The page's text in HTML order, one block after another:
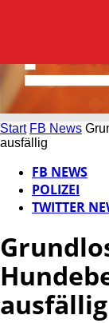
Start FB News
ausfällig
FB NEWS
POLIZEI
TWITTER
ausfällig